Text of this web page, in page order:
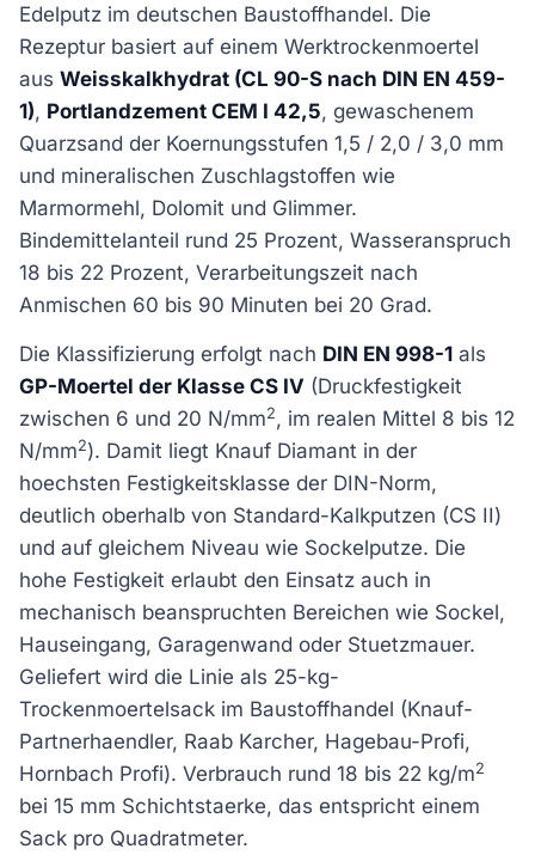
Edelputz im deutschen Baustoffhandel. Die
Rezeptur basiert auf einem Werktrockenmoertel
aus Weisskalkhydrat (CL 90-S nach DIN EN 459-
1), Portlandzement CEM I 42,5, gewaschenem
Quarzsand der Koernungsstufen 1,5 / 2,0 / 3,0 mm
und mineralischen Zuschlagstoffen wie
Marmormehl, Dolomit und Glimmer.
Bindemittelanteil rund 25 Prozent, Wasseranspruch
18 bis 22 Prozent, Verarbeitungszeit nach
Anmischen 60 bis 90 Minuten bei 20 Grad.
Die Klassifizierung erfolgt nach DIN EN 998-1 als
GP-Moertel der Klasse CS IV (Druckfestigkeit
zwischen 6 und 20 N/mm2, im realen Mittel 8 bis 12
N/mm2). Damit liegt Knauf Diamant in der
hoechsten Festigkeitsklasse der DIN-Norm,
deutlich oberhalb von Standard-Kalkputzen (CS II)
und auf gleichem Niveau wie Sockelputze. Die
hohe Festigkeit erlaubt den Einsatz auch in
mechanisch beanspruchten Bereichen wie Sockel,
Hauseingang, Garagenwand oder Stuetzmauer.
Geliefert wird die Linie als 25-kg-
Trockenmoertelsack im Baustoffhandel (Knauf-
Partnerhaendler, Raab Karcher, Hagebau-Profi,
Hornbach Profi). Verbrauch rund 18 bis 22 kg/m2
bei 15 mm Schichtstaerke, das entspricht einem
Sack pro Quadratmeter.